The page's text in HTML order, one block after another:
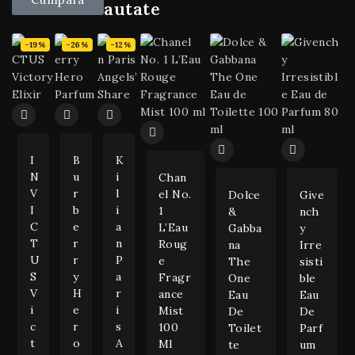
Cele mai cautate
-19%
I
N
V
I
C
T
U
S
V
I
C
T
-26%
B
U
R
B
E
R
R
Y
H
E
R
O
-12%
K
I
L
I
A
N
P
A
R
I
S
A
Chan
El No.
1
L’Eau
Roug
E
Fragr
Ance
Mist
100
Ml
Dolce
&
Gabba
Na
The
One
Eau
De
Toilet
Te
Give
Nch
Y
Irre
Sisti
Ble
Eau
De
Parf
Um